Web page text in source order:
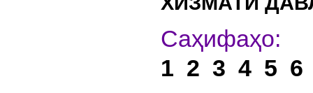
1 2 3 4 5 6